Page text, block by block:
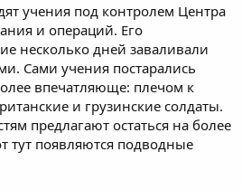
учения под контролем Центра
и операций. Его
несколько дней заваливали
Сами учения постарались
впечатляюще: плечом к
и грузинские солдаты.
предлагают остаться на более
тут появляются подводные